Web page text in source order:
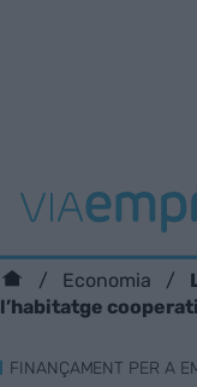
Economia
l’habitatge
FINANÇAMENT PER A